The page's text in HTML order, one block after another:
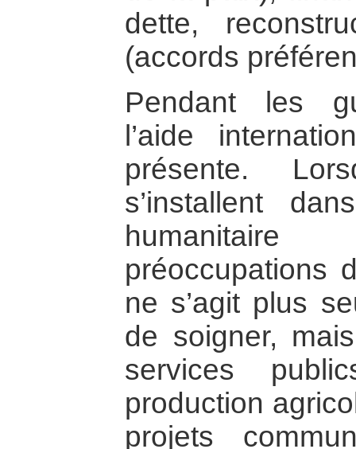
dette,
(accords
Pendant les
l’aide
présente.
s’installent
humanitaire
préoccupations
ne s’agit plus
de soigner,
services
production
projets